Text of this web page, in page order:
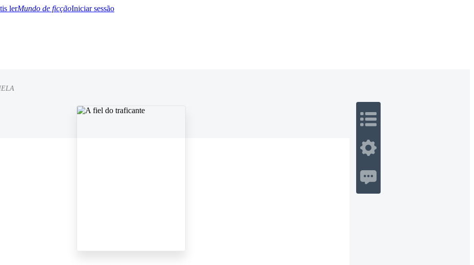
Mundo de ficçãoIniciar sessão
ParanormalMisterio/Thriller